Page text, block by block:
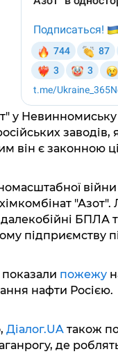
у
він є законною
далекобійні БПЛА
підприємству
пожежу
нафти Росією.
Діалог.UAтакож
де